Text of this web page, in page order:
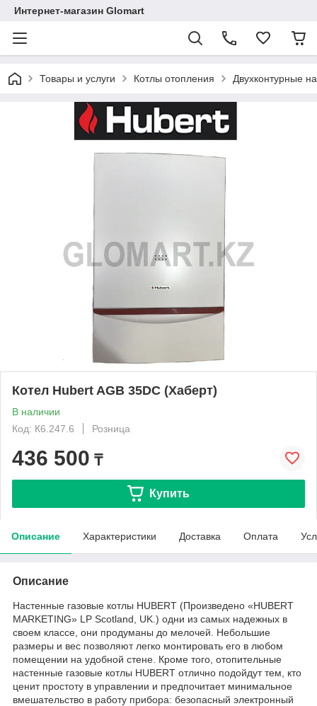
Интернет-магазин Glomart
Товары и услуги Котлы отопления Двухконтурные
Котел Hubert AGB 35DC (Хаберт)
В наличии
Код: К6.247.6
Розница
436 500 ₸
Купить
Описание Характеристики Доставка Оплата
Описание
Настенные газовые котлы HUBERT (Произведено «HUBERT
MARKETING» LP Scotland, UK.) одни из самых надежных в
своем классе, они продуманы до мелочей. Небольшие
размеры и вес позволяют легко монтировать его в любом
помещении на удобной стене. Кроме того, отопительные
настенные газовые котлы HUBERT отлично подойдут тем, кто
ценит простоту в управлении и предпочитает минимальное
вмешательство в работу прибора: безопасный электронный